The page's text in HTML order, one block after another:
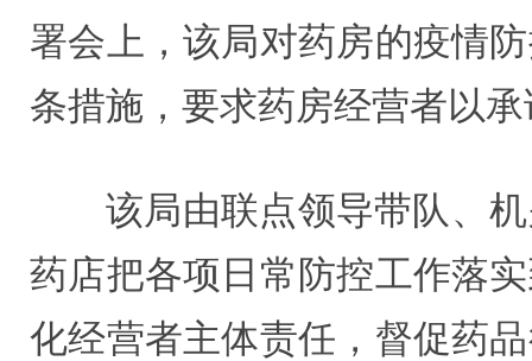
署会上，该局对药房的疫情
条措施，要求药房经营者以
该局由联点领导带队、
药店把各项日常防控工作落
化经营者主体责任，督促药